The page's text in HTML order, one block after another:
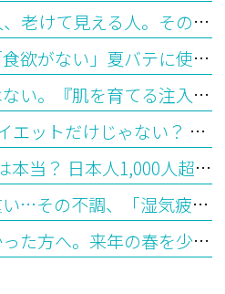
実年齢より10歳若い人、老けて見える人。その違いはどこから生まれるのか？―「生物学的年齢」とエピジェネティッククロックが教えてくれること
「疲れが取れない」「食欲がない」夏バテに使われる漢方の選び方を医師が解説
ヒアルロン酸だけではない。『肌を育てる注入治療』ジャルプロとは？
GLP-1はメディカルダイエットだけじゃない？ 最新研究で見えてきた意外な可能性
「夜8時以降は太る」は本当？ 日本人1,000人超の最新研究から見えてきた“食べる時間”とダイエットの意外な関係
雨の日になると体が重い…その不調、「湿気疲れ」かもしれません ― 漢方で考える水滞（すいたい）とは
今年の花粉症がつらかった方へ。来年の春を少し楽にする「今から始めるシダキュア治療」